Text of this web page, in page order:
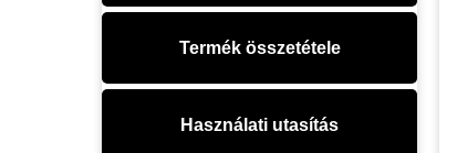
Termék összetétele
Használati utasítás